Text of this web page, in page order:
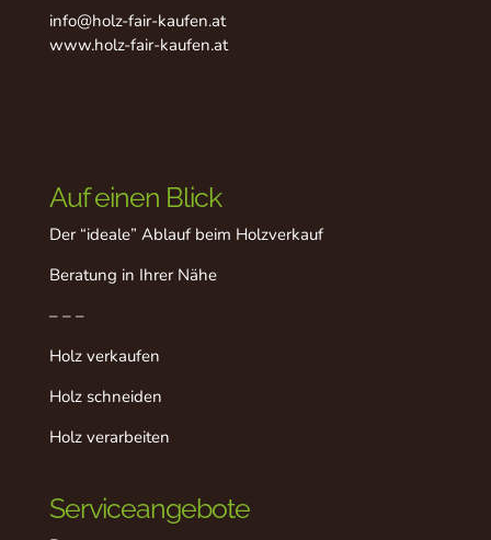
info@holz-fair-kaufen.at
www.holz-fair-kaufen.at
Auf einen Blick
Der “ideale” Ablauf beim Holzverkauf
Beratung in Ihrer Nähe
– – –
Holz verkaufen
Holz schneiden
Holz verarbeiten
Serviceangebote